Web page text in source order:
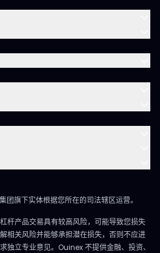
团旗下实体根据您所在的司法辖区运营。
杆产品交易具有较高风险，可能导致您损失
相关风险并能够承担潜在损失，否则不应进
独立专业意见。Ouinex 不提供金融、投资、